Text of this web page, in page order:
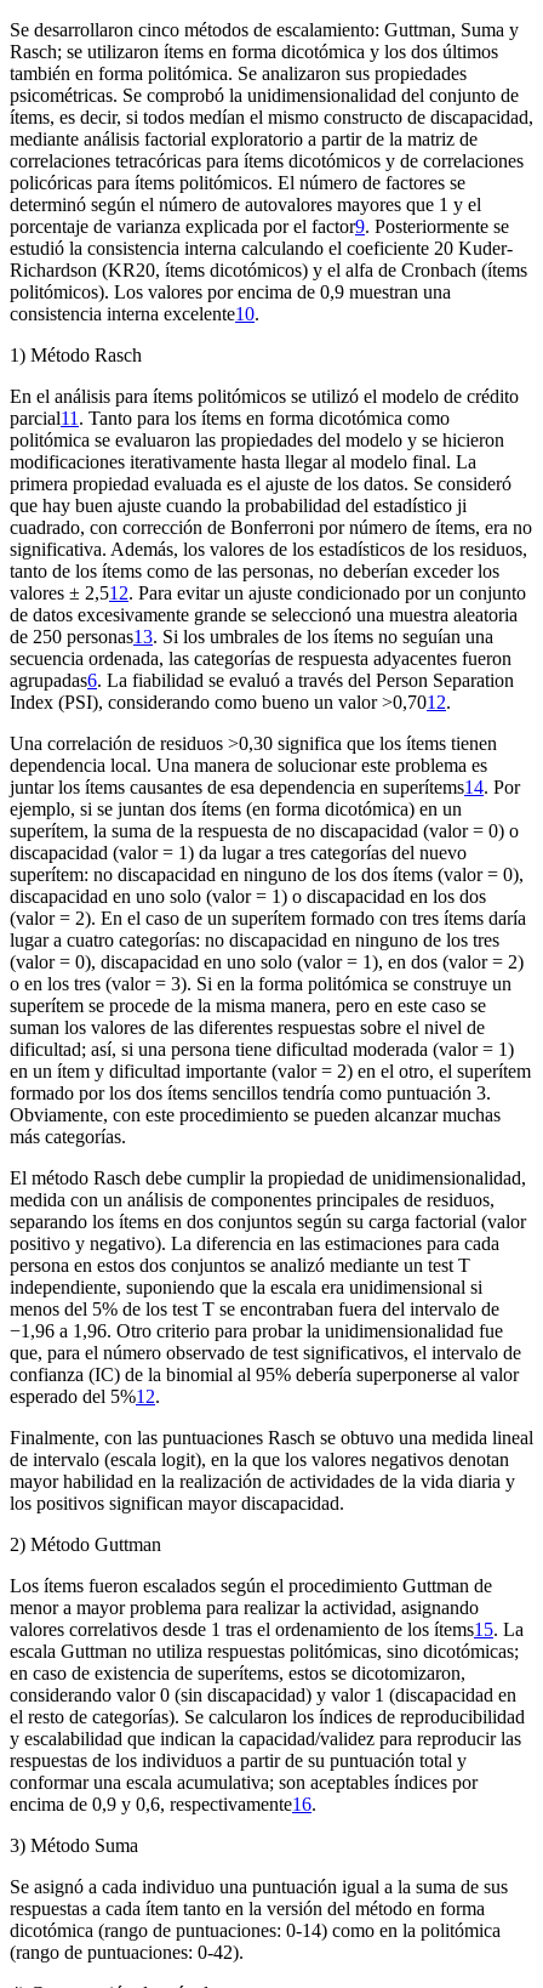
Se desarrollaron cinco métodos de escalamiento: Guttman, Suma y
Rasch; se utilizaron ítems en forma dicotómica y los dos últimos
también en forma politómica. Se analizaron sus propiedades
psicométricas. Se comprobó la unidimensionalidad del conjunto de
ítems, es decir, si todos medían el mismo constructo de discapacidad,
mediante análisis factorial exploratorio a partir de la matriz de
correlaciones tetracóricas para ítems dicotómicos y de correlaciones
policóricas para ítems politómicos. El número de factores se
determinó según el número de autovalores mayores que 1 y el
porcentaje de varianza explicada por el factor9. Posteriormente se
estudió la consistencia interna calculando el coeficiente 20 Kuder-
Richardson (KR20, ítems dicotómicos) y el alfa de Cronbach (ítems
politómicos). Los valores por encima de 0,9 muestran una
consistencia interna excelente10.
1) Método Rasch
En el análisis para ítems politómicos se utilizó el modelo de crédito
parcial11. Tanto para los ítems en forma dicotómica como
politómica se evaluaron las propiedades del modelo y se hicieron
modificaciones iterativamente hasta llegar al modelo final. La
primera propiedad evaluada es el ajuste de los datos. Se consideró
que hay buen ajuste cuando la probabilidad del estadístico ji
cuadrado, con corrección de Bonferroni por número de ítems, era no
significativa. Además, los valores de los estadísticos de los residuos,
tanto de los ítems como de las personas, no deberían exceder los
valores ± 2,512. Para evitar un ajuste condicionado por un conjunto
de datos excesivamente grande se seleccionó una muestra aleatoria
de 250 personas13. Si los umbrales de los ítems no seguían una
secuencia ordenada, las categorías de respuesta adyacentes fueron
agrupadas6. La fiabilidad se evaluó a través del Person Separation
Index (PSI), considerando como bueno un valor >0,7012.
Una correlación de residuos >0,30 significa que los ítems tienen
dependencia local. Una manera de solucionar este problema es
juntar los ítems causantes de esa dependencia en superítems14. Por
ejemplo, si se juntan dos ítems (en forma dicotómica) en un
superítem, la suma de la respuesta de no discapacidad (valor = 0) o
discapacidad (valor = 1) da lugar a tres categorías del nuevo
superítem: no discapacidad en ninguno de los dos ítems (valor = 0),
discapacidad en uno solo (valor = 1) o discapacidad en los dos
(valor = 2). En el caso de un superítem formado con tres ítems daría
lugar a cuatro categorías: no discapacidad en ninguno de los tres
(valor = 0), discapacidad en uno solo (valor = 1), en dos (valor = 2)
o en los tres (valor = 3). Si en la forma politómica se construye un
superítem se procede de la misma manera, pero en este caso se
suman los valores de las diferentes respuestas sobre el nivel de
dificultad; así, si una persona tiene dificultad moderada (valor = 1)
en un ítem y dificultad importante (valor = 2) en el otro, el superítem
formado por los dos ítems sencillos tendría como puntuación 3.
Obviamente, con este procedimiento se pueden alcanzar muchas
más categorías.
El método Rasch debe cumplir la propiedad de unidimensionalidad,
medida con un análisis de componentes principales de residuos,
separando los ítems en dos conjuntos según su carga factorial (valor
positivo y negativo). La diferencia en las estimaciones para cada
persona en estos dos conjuntos se analizó mediante un test T
independiente, suponiendo que la escala era unidimensional si
menos del 5% de los test T se encontraban fuera del intervalo de
−1,96 a 1,96. Otro criterio para probar la unidimensionalidad fue
que, para el número observado de test significativos, el intervalo de
confianza (IC) de la binomial al 95% debería superponerse al valor
esperado del 5%12.
Finalmente, con las puntuaciones Rasch se obtuvo una medida lineal
de intervalo (escala logit), en la que los valores negativos denotan
mayor habilidad en la realización de actividades de la vida diaria y
los positivos significan mayor discapacidad.
2) Método Guttman
Los ítems fueron escalados según el procedimiento Guttman de
menor a mayor problema para realizar la actividad, asignando
valores correlativos desde 1 tras el ordenamiento de los ítems15. La
escala Guttman no utiliza respuestas politómicas, sino dicotómicas;
en caso de existencia de superítems, estos se dicotomizaron,
considerando valor 0 (sin discapacidad) y valor 1 (discapacidad en
el resto de categorías). Se calcularon los índices de reproducibilidad
y escalabilidad que indican la capacidad/validez para reproducir las
respuestas de los individuos a partir de su puntuación total y
conformar una escala acumulativa; son aceptables índices por
encima de 0,9 y 0,6, respectivamente16.
3) Método Suma
Se asignó a cada individuo una puntuación igual a la suma de sus
respuestas a cada ítem tanto en la versión del método en forma
dicotómica (rango de puntuaciones: 0-14) como en la politómica
(rango de puntuaciones: 0-42).